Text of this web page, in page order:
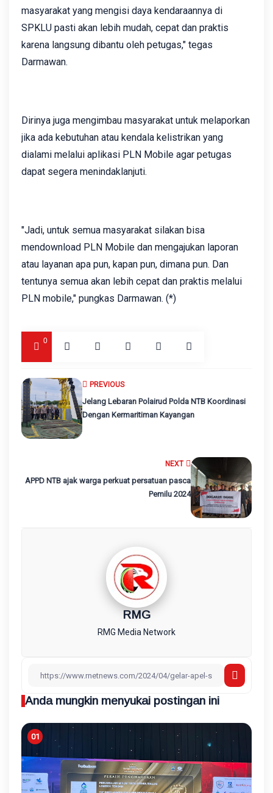
masyarakat yang mengisi daya kendaraannya di
SPKLU pasti akan lebih mudah, cepat dan praktis
karena langsung dibantu oleh petugas," tegas
Darmawan.
Dirinya juga mengimbau masyarakat untuk melaporkan
jika ada kebutuhan atau kendala kelistrikan yang
dialami melalui aplikasi PLN Mobile agar petugas
dapat segera menindaklanjuti.
"Jadi, untuk semua masyarakat silakan bisa
mendownload PLN Mobile dan mengajukan laporan
atau layanan apa pun, kapan pun, dimana pun. Dan
tentunya semua akan lebih cepat dan praktis melalui
PLN mobile," pungkas Darmawan. (*)
0
NEXT
APPD NTB ajak warga perkuat persatuan pasca
Pemilu 2024
PREVIOUS
Jelang Lebaran Polairud Polda NTB Koordinasi
Dengan Kermaritiman Kayangan
RMG
RMG Media Network
Anda mungkin menyukai postingan ini